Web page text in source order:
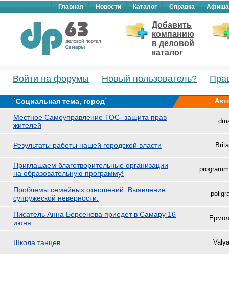
Главная Новости Каталог Справка Афиша
Добавить
компанию
в деловой
каталог
Войти на форумы Новый пользователь?
´Социальная тема, город´
Местное Самоуправление ТОС- защита прав
жителей
Результаты работы нашей городской власти
Приглашаем благотворительные организации
на образовательную программу!
Проблемы семейных отношений. Выявление
супружеской неверности.
Писатель Анна Берсенева приедет в Самару 16
июня
Школа танцев